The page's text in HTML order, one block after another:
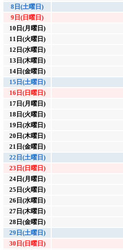
8日(土曜日)
9日(日曜日)
10日(月曜日)
11日(火曜日)
12日(水曜日)
13日(木曜日)
14日(金曜日)
15日(土曜日)
16日(日曜日)
17日(月曜日)
18日(火曜日)
19日(水曜日)
20日(木曜日)
21日(金曜日)
22日(土曜日)
23日(日曜日)
24日(月曜日)
25日(火曜日)
26日(水曜日)
27日(木曜日)
28日(金曜日)
29日(土曜日)
30日(日曜日)